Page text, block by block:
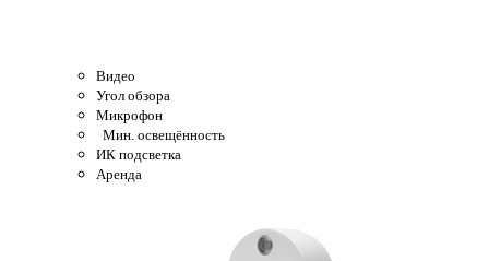
Видео
Угол обзора
Микрофон
Мин. освещённость
ИК подсветка
Аренда